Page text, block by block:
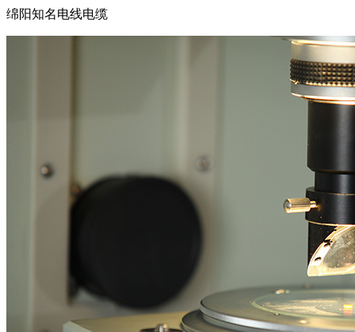
绵阳知名电线电缆